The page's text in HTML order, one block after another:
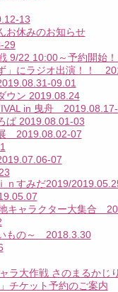
13
お休みのお知らせ
29
9/22 10:00～予約開始
」にラジオ出演！！
09.01
ウン 2019.08.24
in 曳舟
ば 2019.08.01-03
2019.08.02-07
07
ｎすみだ2019/
キャラクター大集合
もの～ 2018.3.30
ラ大作戦 さのまるか
チケット予約のご案内